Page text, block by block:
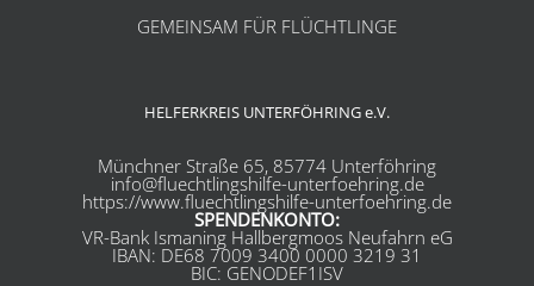
GEMEINSAM FÜR FLÜCHTLINGE
HELFERKREIS UNTERFÖHRING e.V.
Münchner Straße 65, 85774 Unterföhring
info@fluechtlingshilfe-unterfoehring.de
https://www.fluechtlingshilfe-unterfoehring.de
SPENDENKONTO:
VR-Bank Ismaning Hallbergmoos Neufahrn eG
IBAN: DE68 7009 3400 0000 3219 31
BIC: GENODEF1ISV